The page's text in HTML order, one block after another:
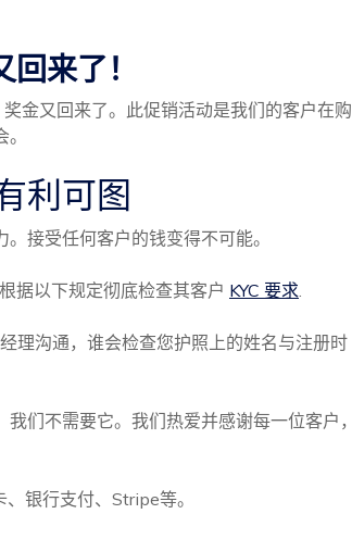
来了！
金又回来了。此促销活动是我们的客户在购
利可图
接受任何客户的钱变得不可能。
据以下规定彻底检查其客户 KYC 要求.
理沟通，谁会检查您护照上的姓名与注册时
们不需要它。我们热爱并感谢每一位客户，
银行支付、Stripe等。